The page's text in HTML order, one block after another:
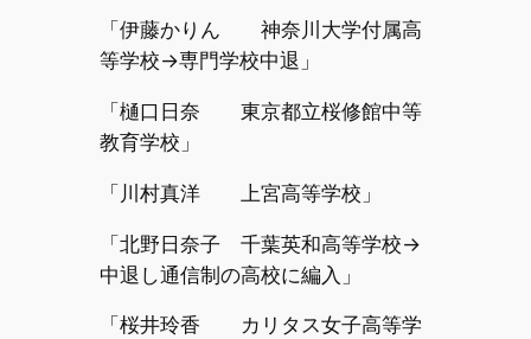
「伊藤かりん 神奈川大学付属高
等学校→専門学校中退」
「樋口日奈 東京都立桜修館中等
教育学校」
「川村真洋 上宮高等学校」
「北野日奈子 千葉英和高等学校→
中退し通信制の高校に編入」
「桜井玲香 カリタス女子高等学